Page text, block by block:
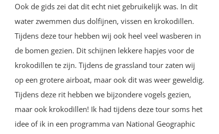
Ook de gids zei dat dit echt niet gebruikelijk was. In dit
water zwemmen dus dolfijnen, vissen en krokodillen.
Tijdens deze tour hebben wij ook heel veel wasberen in
de bomen gezien. Dit schijnen lekkere hapjes voor de
krokodillen te zijn. Tijdens de grassland tour zaten wij
op een grotere airboat, maar ook dit was weer geweldig.
Tijdens deze rit hebben we bijzondere vogels gezien,
maar ook krokodillen! Ik had tijdens deze tour soms het
idee of ik in een programma van National Geographic